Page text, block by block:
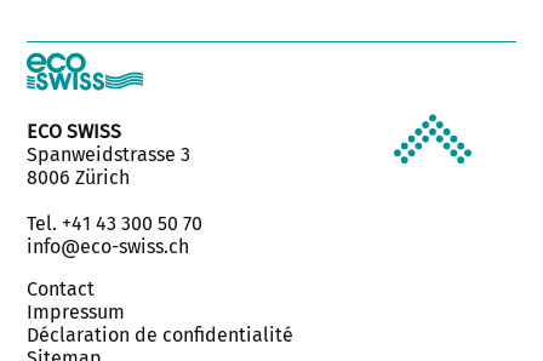
ECO SWISS
Spanweidstrasse 3
8006 Zürich
Tel. +41 43 300 50 70
info@eco-swiss.ch
Contact
Impressum
Déclaration de confidentialité